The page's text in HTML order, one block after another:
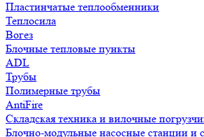
Пластинчатые теплообменники
Теплосила
Вогез
Блочные тепловые пункты
ADL
Трубы
Полимерные трубы
AntiFire
Складская техника и вилочные
Блочно-модульные насосные станции и